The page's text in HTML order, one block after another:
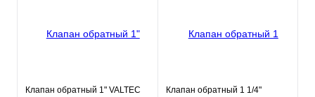
Клапан обратный 1" VALTEC
Клапан обратный 1 1/4"